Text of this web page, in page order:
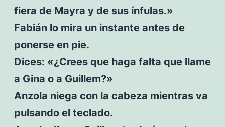
fiera de Mayra y de sus ínfulas.»
Fabián lo mira un instante antes de
ponerse en pie.
Dices: «¿Crees que haga falta que llame
a Gina o a Guillem?»
Anzola niega con la cabeza mientras va
pulsando el teclado.